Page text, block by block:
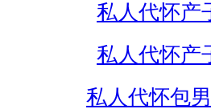
私人代怀产
私人代怀产
私人代怀包